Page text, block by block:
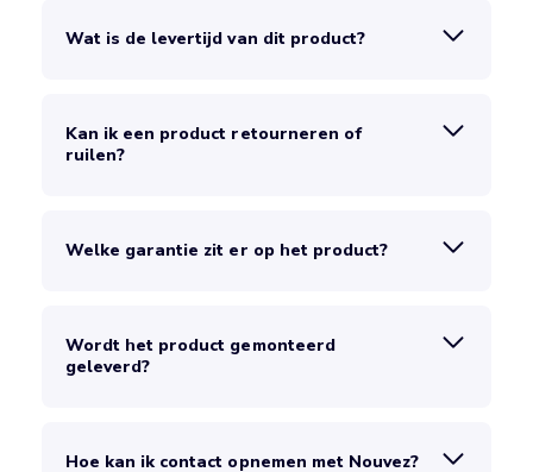
Wat is de levertijd van dit product?
Kan ik een product retourneren of
ruilen?
Welke garantie zit er op het product?
Wordt het product gemonteerd
geleverd?
Hoe kan ik contact opnemen met Nouvez?